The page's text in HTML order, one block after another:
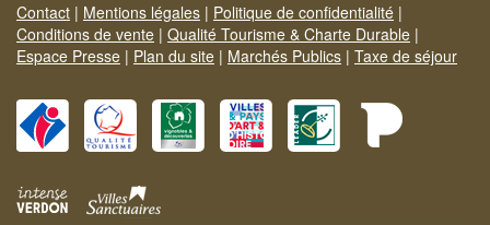
Contact | Mentions légales | Politique de confidentialité |
Conditions de vente | Qualité Tourisme & Charte Durable |
Espace Presse | Plan du site | Marchés Publics | Taxe de séjour